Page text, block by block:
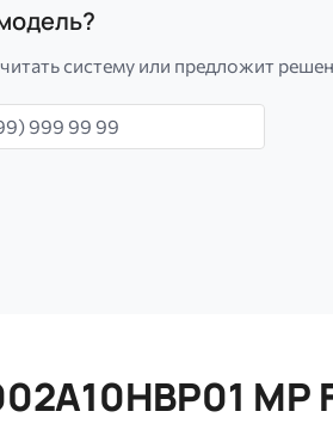
систему или предложит
MP